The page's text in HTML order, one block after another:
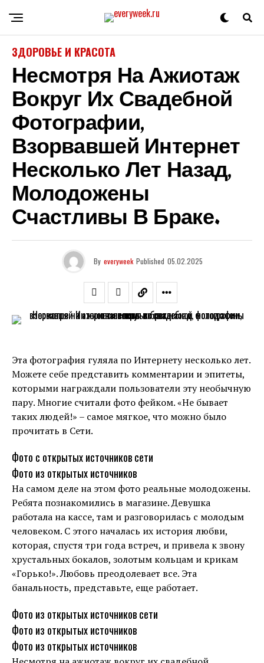
ЗДОРОВЬЕ И КРАСОТА
Несмотря На Ажиотаж
Вокруг Их Свадебной
Фотографии,
Взорвавшей Интернет
Несколько Лет Назад,
Молодожены
Счастливы В Браке.
By everyweek Published 05.02.2025
Эта фотография гуляла по Интернету несколько лет.
Можете себе представить комментарии и эпитеты,
которыми награждали пользователи эту необычную
пару. Многие считали фото фейком. «Не бывает
таких людей!» – самое мягкое, что можно было
прочитать в Сети.
Фото с открытых источников сети
Фото из открытых источников
На самом деле на этом фото реальные молодожены.
Ребята познакомились в магазине. Девушка
работала на кассе, там и разговорилась с молодым
человеком. С этого началась их история любви,
которая, спустя три года встреч, и привела к звону
хрустальных бокалов, золотым кольцам и крикам
«Горько!». Любовь преодолевает все. Эта
банальность, представьте, еще работает.
Фото из открытых источников сети
Фото из открытых источников
Фото из открытых источников